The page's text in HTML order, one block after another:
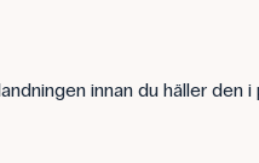
innan du häller den